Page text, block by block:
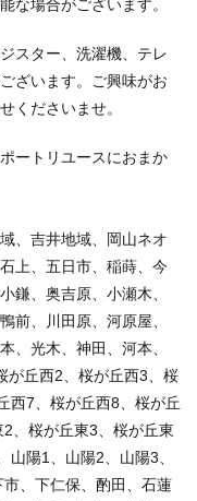
な場合がございます。
スター、洗濯機、テレ
ざいます。ご興味がお
くださいませ。
ートリユースにおまか
、吉井地域、岡山ネオ
上、五日市、稲蒔、今
鎌、奥吉原、小瀬木、
前、川田原、河原屋、
、光木、神田、河本、
が丘西2、桜が丘西3、桜
西7、桜が丘西8、桜が丘
、桜が丘東3、桜が丘東
陽1、山陽2、山陽3、
、下仁保、酌田、石蓮